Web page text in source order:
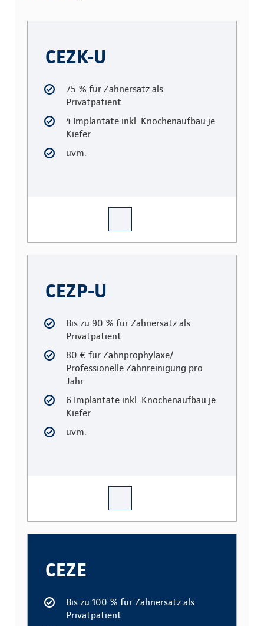
CEZK-U
75 % für Zahnersatz als
Privatpatient
4 Implantate inkl. Knochenaufbau je
Kiefer
uvm.
CEZP-U
Bis zu 90 % für Zahnersatz als
Privatpatient
80 € für Zahnprophylaxe/
Professionelle Zahnreinigung pro
Jahr
6 Implantate inkl. Knochenaufbau je
Kiefer
uvm.
CEZE
Bis zu 100 % für Zahnersatz als
Privatpatient